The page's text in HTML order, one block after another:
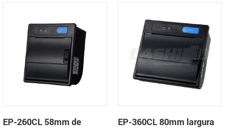
EP-260CL 58mm de
EP-360CL 80mm largura